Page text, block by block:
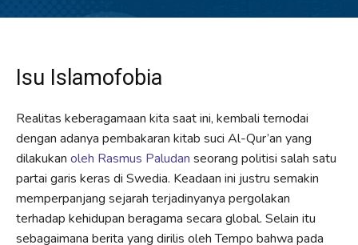
Isu Islamofobia
Realitas keberagamaan kita saat ini, kembali ternodai
dengan adanya pembakaran kitab suci Al-Qur’an yang
dilakukan oleh Rasmus Paludan seorang politisi salah satu
partai garis keras di Swedia. Keadaan ini justru semakin
memperpanjang sejarah terjadinyanya pergolakan
terhadap kehidupan beragama secara global. Selain itu
sebagaimana berita yang dirilis oleh Tempo bahwa pada